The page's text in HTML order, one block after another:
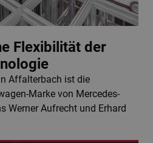
Flexibilität der
Affalterbach ist die
Marke von Mercedes-
Werner Aufrecht und Erhard